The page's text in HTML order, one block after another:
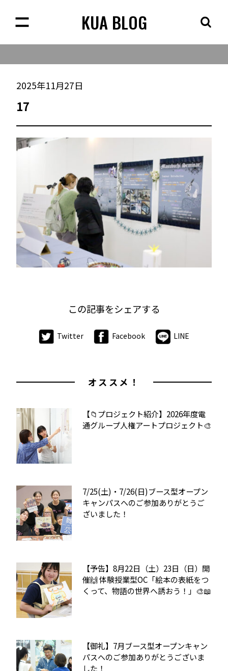
KUA BLOG
2025年11月27日
17
この記事をシェアする
Twitter Facebook LINE
オススメ！
【📁プロジェクト紹介】2026年度電
通グループ人権アートプロジェクト🎨
7/25(土)・7/26(日)ブース型オープン
キャンパスへのご参加ありがとうご
ざいました！
【予告】8月22日（土）23日（日）開
催🙌 体験授業型OC「絵本の表紙をつ
くって、物語の世界へ誘おう！」🎨📖
【御礼】7月ブース型オープンキャン
パスへのご参加ありがとうございま
した！